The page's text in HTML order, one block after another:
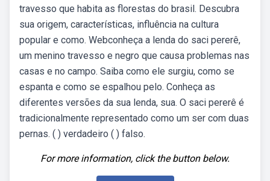
travesso que habita as florestas do brasil. Descubra
sua origem, características, influência na cultura
popular e como. Webconheça a lenda do saci pererê,
um menino travesso e negro que causa problemas nas
casas e no campo. Saiba como ele surgiu, como se
espanta e como se espalhou pelo. Conheça as
diferentes versões da sua lenda, sua. O saci pererê é
tradicionalmente representado como um ser com duas
pernas. ( ) verdadeiro ( ) falso.
For more information, click the button below.